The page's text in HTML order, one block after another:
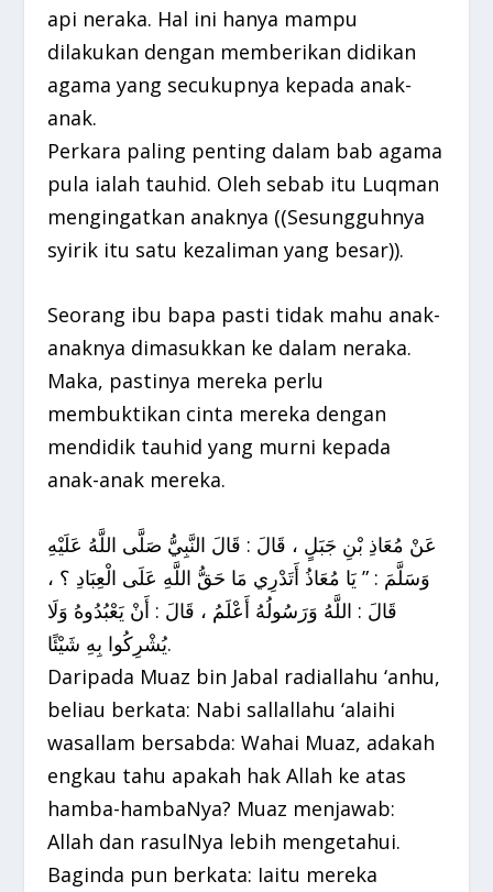
api neraka. Hal ini hanya mampu
dilakukan dengan memberikan didikan
agama yang secukupnya kepada anak-
anak.
Perkara paling penting dalam bab agama
pula ialah tauhid. Oleh sebab itu Luqman
mengingatkan anaknya ((Sesungguhnya
syirik itu satu kezaliman yang besar)).
Seorang ibu bapa pasti tidak mahu anak-
anaknya dimasukkan ke dalam neraka.
Maka, pastinya mereka perlu
membuktikan cinta mereka dengan
mendidik tauhid yang murni kepada
anak-anak mereka.
عَنْ مُعَاذِ بْنِ جَبَلٍ ، قَالَ : قَالَ النَّبِيُّ صَلَّى اللَّهُ عَلَيْهِ
وَسَلَّمَ : ” يَا مُعَاذُ أَتَدْرِي مَا حَقُّ اللَّهِ عَلَى الْعِبَادِ ؟ ،
قَالَ : اللَّهُ وَرَسُولُهُ أَعْلَمُ ، قَالَ : أَنْ يَعْبُدُوهُ وَلَا
يُشْرِكُوا بِهِ شَيْئًا.
Daripada Muaz bin Jabal radiallahu ‘anhu,
beliau berkata: Nabi sallallahu ‘alaihi
wasallam bersabda: Wahai Muaz, adakah
engkau tahu apakah hak Allah ke atas
hamba-hambaNya? Muaz menjawab:
Allah dan rasulNya lebih mengetahui.
Baginda pun berkata: Iaitu mereka